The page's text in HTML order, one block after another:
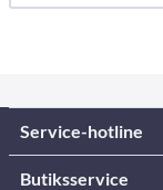
Service-hotline
Butiksservice